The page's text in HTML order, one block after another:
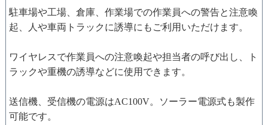
駐車場や工場、倉庫、作業場での作業員への警告と注意喚
起、人や車両トラックに誘導にもご利用いただけます。
ワイヤレスで作業員への注意喚起や担当者の呼び出し、ト
ラックや重機の誘導などに使用できます。
送信機、受信機の電源はAC100V。ソーラー電源式も製作
可能です。